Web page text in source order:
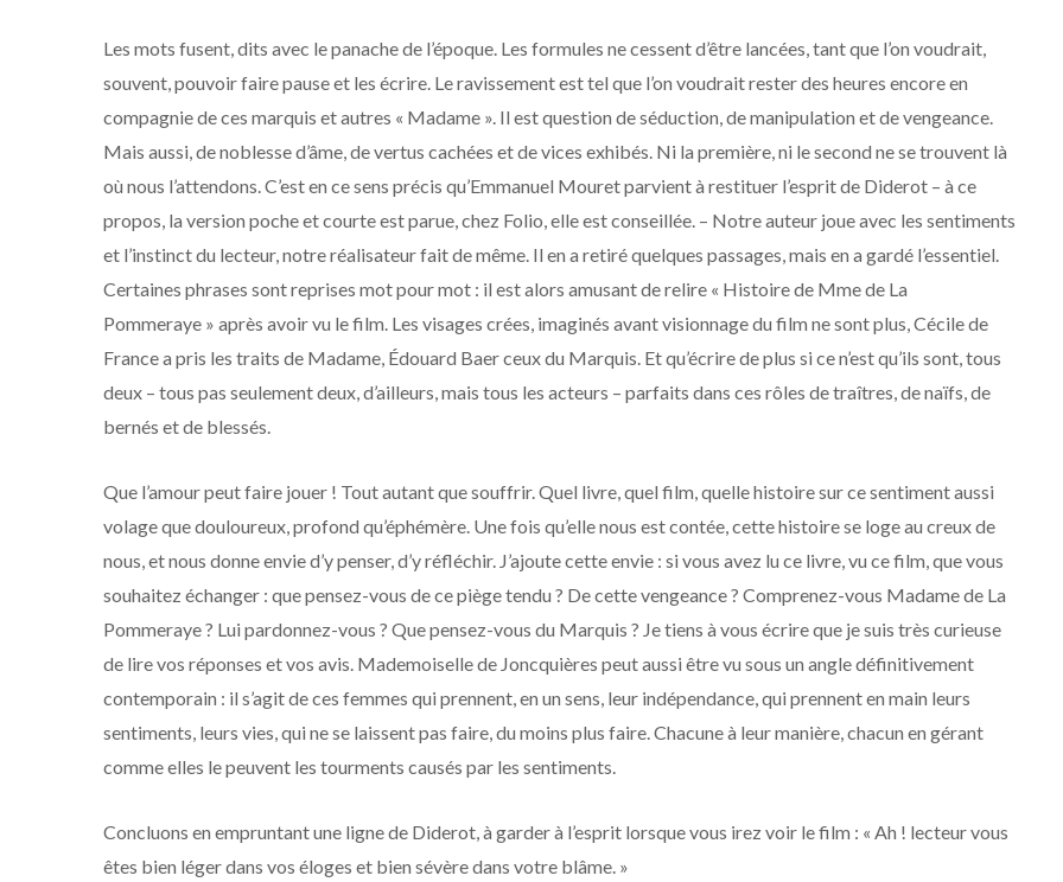
Les mots fusent, dits avec le panache de l’époque. Les formules ne cessent d’être lancées, tant que l’on voudrait,
souvent, pouvoir faire pause et les écrire. Le ravissement est tel que l’on voudrait rester des heures encore en
compagnie de ces marquis et autres « Madame ». Il est question de séduction, de manipulation et de vengeance.
Mais aussi, de noblesse d’âme, de vertus cachées et de vices exhibés. Ni la première, ni le second ne se trouvent là
où nous l’attendons.C’est en ce sens précis qu’Emmanuel Mouret parvient à restituer l’esprit de Diderot – à ce
propos, la version poche etcourteest parue, chez Folio, elle est conseillée. – Notre auteur joue avec les sentiments
et l’instinct du lecteur, notre réalisateur fait de même. Il en a retiré quelques passages, mais en a gardé l’essentiel.
Certaines phrases sont reprises mot pour mot : il est alors amusant de relire « Histoire de Mme de La
Pommeraye » après avoir vu le film. Les visages crées, imaginés avant visionnage du film ne sont plus, Cécile de
France a pris les traits de Madame, Édouard Baer ceux du Marquis. Et qu’écrire de plus si ce n’est qu’ils sont, tous
deux – tous pas seulement deux, d’ailleurs, mais tous les acteurs – parfaits dans ces rôles de traîtres, de naïfs, de
bernés et de blessés.
Que l’amour peut faire jouer ! Tout autant que souffrir. Quel livre, quel film, quelle histoire sur ce sentiment aussi
volage que douloureux, profond qu’éphémère. Une fois qu’elle nous est contée,cette histoire se loge au creux de
nous, et nous donne envie d’y penser, d’y réfléchir. J’ajoute cette envie : si vous avez lu ce livre, vu ce film, que vous
souhaitez échanger : que pensez-vous de ce piège tendu ? De cette vengeance ? Comprenez-vous Madame de La
Pommeraye ? Lui pardonnez-vous ? Que pensez-vous du Marquis ? Je tiens à vous écrire que je suis très curieuse
de lire vos réponses et vos avis. Mademoiselle de Joncquières peut aussi être vu sous un angle définitivement
contemporain : il s’agit deces femmes qui prennent, en un sens, leur indépendance, qui prennent en main leurs
sentiments, leurs vies, qui ne se laissent pas faire, du moins plus faire.Chacune à leur manière, chacun en gérant
comme elles le peuvent les tourments causés par les sentiments.
Concluons en empruntant une ligne de Diderot, à garderà l’esprit lorsque vous irez voir le film : « Ah ! lecteurvous
êtes bien léger dans vos éloges et bien sévère dans votre blâme. »